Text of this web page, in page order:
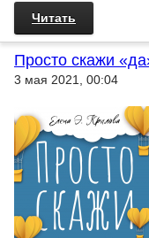
Читать
Просто скажи
3 мая 2021, 00:04